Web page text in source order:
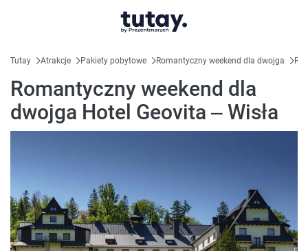
Tutay Atrakcje Pakiety pobytowe Romantyczny weekend dla dwojga
Romantyczny weekend dla
dwojga Hotel Geovita – Wisła